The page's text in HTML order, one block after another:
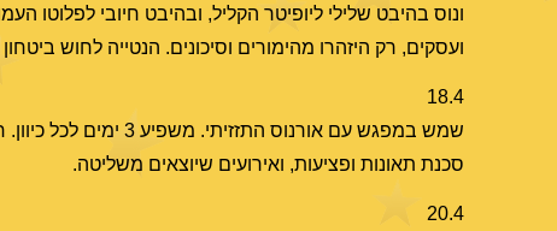
ונוס בהיבט שלילי ליופיטר הקליל, ובהיבט חיובי
ועסקים, רק היזהרו מהימורים וסיכונים. הנטייה לחוש
18.4
שמש במפגש עם
סכנת תאונות ופציעות, ואירועים שיוצאים משליטה.
20.4